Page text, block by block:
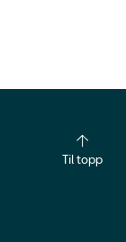
Til topp